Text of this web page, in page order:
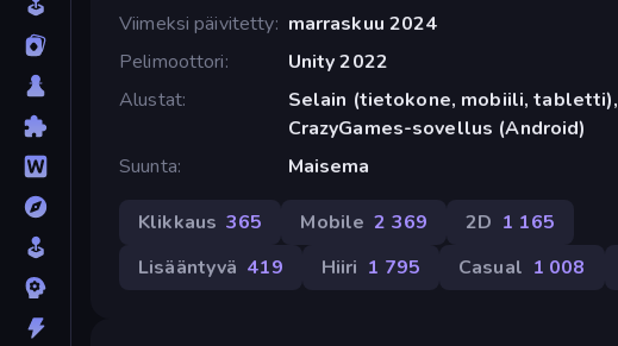
Viimeksi päivitetty marraskuu 2024
Pelimoottori
Unity 2022
Alustat
Selain (tietokone, mobiili, tabletti),
CrazyGames-sovellus (Android)
Suunta
Maisema
Klikkaus 365 Mobile 2 369 2D 1 165
Lisääntyvä 419 Hiiri 1 795 Casual 1 008